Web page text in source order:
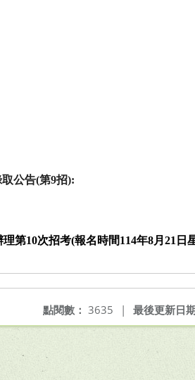
公告(第9招):
理第10次招考(報名時間114年8月 21 日
最後更新日
點閱數： 3635 |